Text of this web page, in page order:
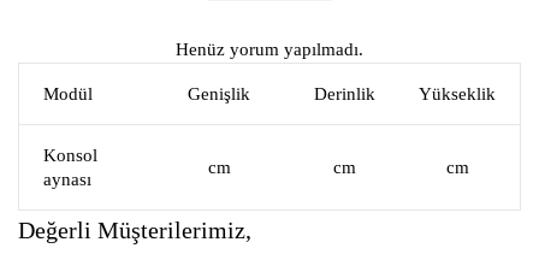
Henüz yorum yapılmadı.
Modül Genişlik Derinlik Yükseklik
Konsol
aynası
cm cm cm
Değerli Müşterilerimiz,